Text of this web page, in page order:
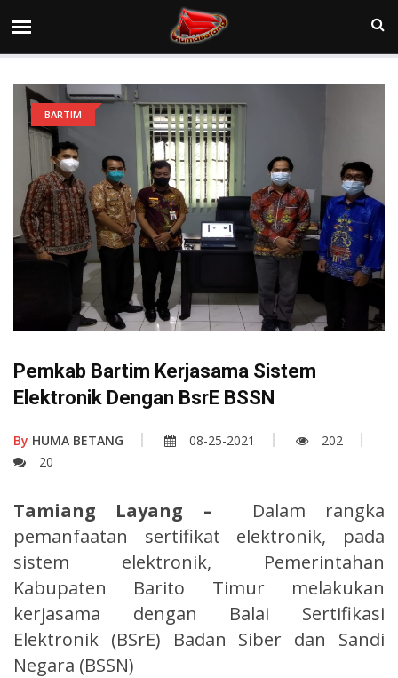
BARTIM
Pemkab Bartim Kerjasama Sistem
Elektronik Dengan BsrE BSSN
By HUMA BETANG 08-25-2021
202
20
Tamiang Layang –
Dalam rangka
pemanfaatan sertifikat elektronik, pada
sistem elektronik, Pemerintahan
Kabupaten Barito Timur melakukan
kerjasama dengan Balai Sertifikasi
Elektronik (BSrE) Badan Siber dan Sandi
Negara (BSSN)